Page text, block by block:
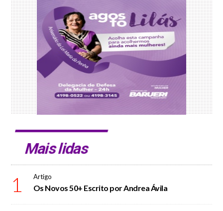
Mais lidas
1 Artigo
Os Novos 50+ Escrito por Andrea Ávila